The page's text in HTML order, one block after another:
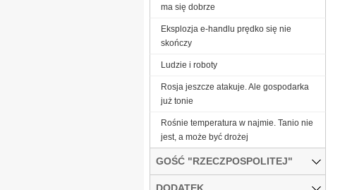
ma się dobrze
Eksplozja e-handlu prędko się nie
skończy
Ludzie i roboty
Rosja jeszcze atakuje. Ale gospodarka
już tonie
Rośnie temperatura w najmie. Tanio nie
jest, a może być drożej
GOŚĆ "RZECZPOSPOLITEJ"
DODATEK